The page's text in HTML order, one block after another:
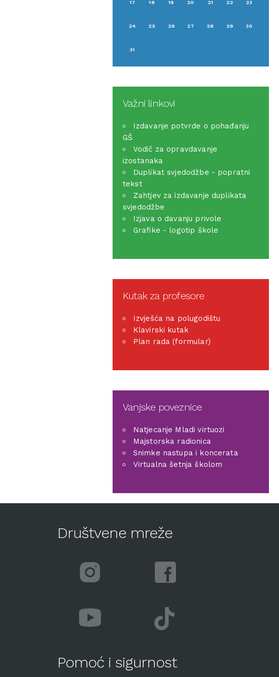
17 18 19 20 21 22 23
24 25 26 27 28 29 30
31
Važni linkovi
Izdavanje potvrde o pohađanju
GŠ
Vodič za opravdavanje
izostanaka
Duplikat svjedodžbe - popratni
tekst
Zahtjev za izdavanje duplikata
svjedodžbe
Izjava o davanju privole
Grafike - logotip škole
Kutak za profesore
Izvješća na polugodištu
Klavirski kutak
Plan rada (formular)
Vanjske poveznice
Natjecanje Mladi virtuozi
Majstorska radionica
Snimke nastupa i koncerata
Virtualna šetnja školom
Društvene mreže
Pomoć i sigurnost